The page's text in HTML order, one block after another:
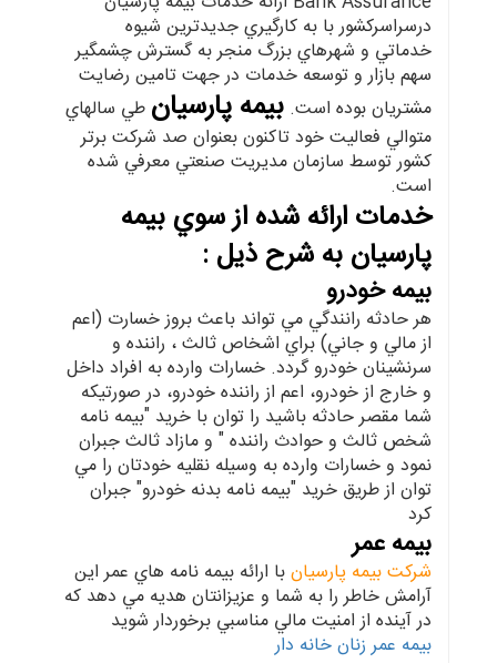
درسراسركشور با به كارگيري جديدترين شيوه
خدماتي و شهرهاي بزرگ منجر به گسترش چشمگير
سهم بازار و توسعه خدمات در جهت تامين رضايت
مشتريان بوده است. بيمه پارسيان طي سالهاي
متوالي فعاليت خود تاكنون بعنوان صد شركت برتر
كشور توسط سازمان مديريت صنعتي معرفي شده
است.
خدمات ارائه شده از سوي بيمه
پارسيان به شرح ذيل :
بيمه خودرو
هر حادثه رانندگي مي تواند باعث بروز خسارت (اعم
از مالي و جاني) براي اشخاص ثالث ، راننده و
سرنشينان خودرو گردد. خسارات وارده به افراد داخل
و خارج از خودرو، اعم از راننده خودرو، در صورتيكه
شما مقصر حادثه باشيد را توان با خريد "بيمه نامه
شخص ثالث و حوادث راننده " و مازاد ثالث جبران
نمود و خسارات وارده به وسيله نقليه خودتان را مي
توان از طريق خريد "بيمه نامه بدنه خودرو" جبران
كرد
بيمه عمر
شركت بيمه پارسيانبا ارائه بيمه نامه هاي عمر اين
آرامش خاطر را به شما و عزيزانتان هديه مي دهد كه
در آينده از امنيت مالي مناسبي برخوردار شويد
بيمه عمر زنان خانه دار